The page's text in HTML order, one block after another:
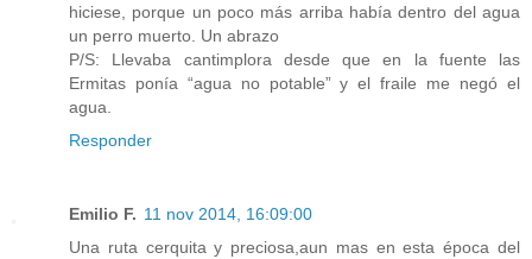
hiciese, porque un poco más arriba había dentro del agua
un perro muerto. Un abrazo
P/S: Llevaba cantimplora desde que en la fuente las
Ermitas ponía “agua no potable” y el fraile me negó el
agua.
Responder
Emilio F. 11 nov 2014, 16:09:00
Una ruta cerquita y preciosa,aun mas en esta época del